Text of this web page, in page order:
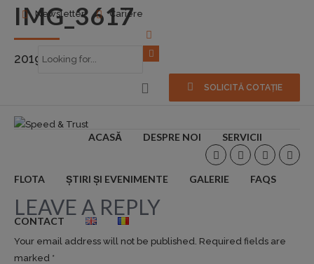
Newsletter Cariere
SOLICITĂ COTAȚIE
ACASĂ DESPRE NOI SERVICII
FLOTA ȘTIRI ȘI EVENIMENTE GALERIE FAQS
CONTACT
IMG_3617
2019-06-15
LEAVE A REPLY
Your email address will not be published. Required fields are
marked *